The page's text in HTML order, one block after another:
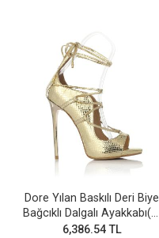
Dore Yılan Baskılı Deri Biye
Bağcıklı Dalgalı Ayakkabı(a-
693)
6,386.54 TL